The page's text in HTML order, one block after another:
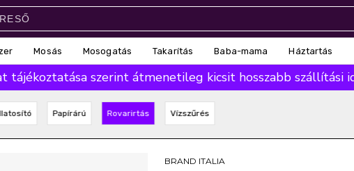
Mosás Mosogatás Takarítás Baba-mama Háztartás
tájékoztatása szerint átmenetileg kicsit hosszabb szállítási
Papírárú Rovarirtás Vízszűrés
BRAND ITALIA